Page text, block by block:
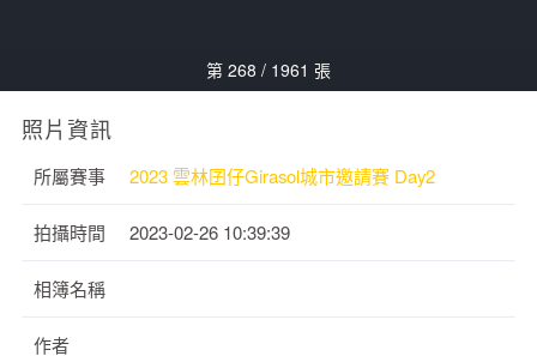
第 268 / 1961 張
照片資訊
所屬賽事 2023 雲林囝仔Girasol城市邀請賽 Day2
拍攝時間 2023-02-26 10:39:39
相簿名稱
作者